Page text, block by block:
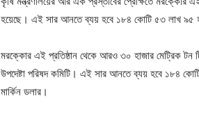
হয়েছে। এই সার আনতে ব্যয় হবে ১৮৪ কোটি ৫৩ লাখ ৯৫
মরক্কোর এই প্রতিষ্ঠান থেকে আরও ৩০ হাজার মেট্রিক টন
উপদেষ্টা পরিষদ কমিটি। এই সার আনতে ব্যয় হবে ১৮৪
মার্কিন ডলার।